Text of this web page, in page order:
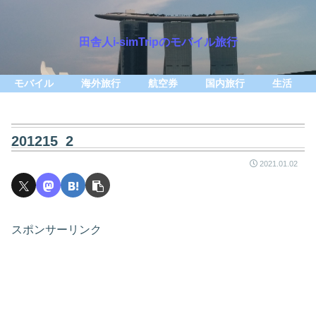
田舎人i-simTripのモバイル旅行
モバイル 海外旅行 航空券 国内旅行 生活
201215_2
2021.01.02
スポンサーリンク